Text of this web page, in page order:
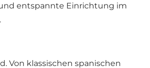
entspannte Einrichtung im
Von klassischen spanischen